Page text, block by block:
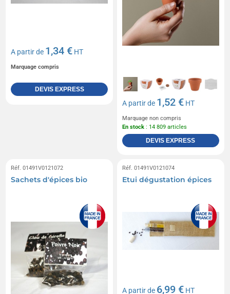
A partir de 1,34 € HT
Marquage compris
DEVIS EXPRESS
A partir de 1,52 € HT
Marquage non compris
En stock : 14 809 articles
DEVIS EXPRESS
Réf. 01491V0121072
Sachets d'épices bio
Réf. 01491V0121074
Etui dégustation épices
A partir de 6,99 € HT